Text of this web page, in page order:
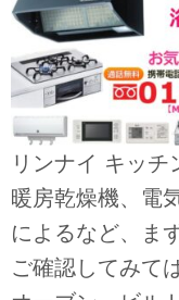
リンナイ キッ
暖房乾燥機、電
によるなど、ま
ご確認してみて